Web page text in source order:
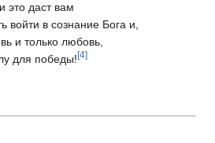
это даст вам
войти в сознание Бога и,
и только любовь,
для победы! [4]